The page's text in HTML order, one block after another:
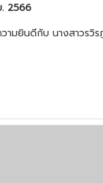
2566
ามยินดีกับ นางสาวรวิร